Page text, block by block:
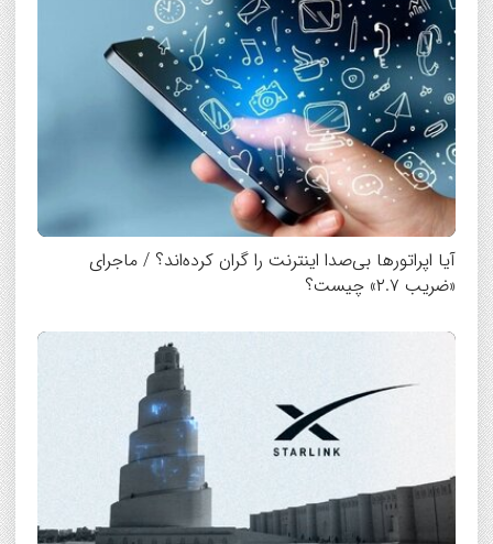
آیا اپراتورها بی‌صدا اینترنت را گران کرده‌اند؟ / ماجرای
«ضریب ۲.۷» چیست؟